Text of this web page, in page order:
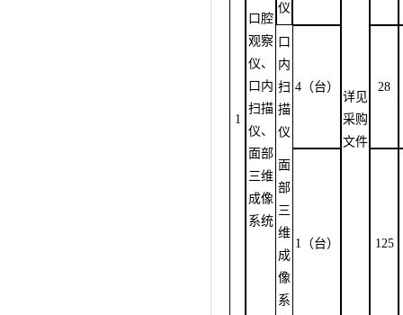
1
口腔
观察
仪、
口内
扫描
仪、
面部
三维
成像
系统
仪
详见
采购
文件
口
内
扫
描
仪
4（台） 28
面
部
三
维
成
像
系
1（台） 125